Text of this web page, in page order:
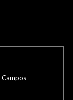
Campos